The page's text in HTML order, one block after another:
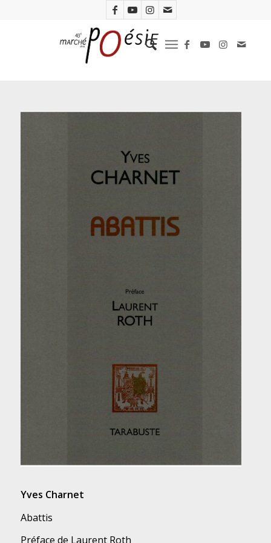
Yves Charnet
Abattis
Préface de Laurent Roth